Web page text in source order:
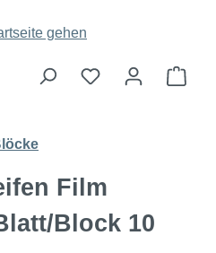
Film
Block 10